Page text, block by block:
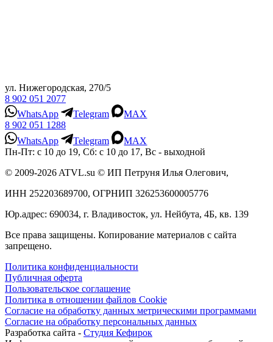
ул. Нижегородская, 270/5
8 902 051 2077
WhatsApp
Telegram
MAX
8 902 051 1288
WhatsApp
Telegram
MAX
Пн-Пт: с 10 до 19, Сб: с 10 до 17, Вс - выходной
© 2009-2026 ATVL.su © ИП Петруня Илья Олегович,
ИНН 252203689700, ОГРНИП 326253600005776
Юр.адрес: 690034, г. Владивосток, ул. Нейбута, 4Б, кв. 139
Все права защищены. Копирование материалов с сайта
запрещено.
Политика конфиденциальности
Публичная оферта
Пользовательское соглашение
Политика в отношении файлов Cookie
Согласие на обработку данных метрическими программами
Согласие на обработку персональных данных
Разработка сайта - Студия Кефирок